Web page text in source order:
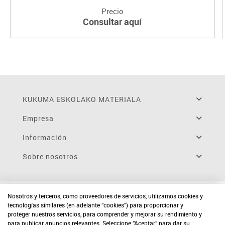
Precio
Consultar aquí
KUKUMA ESKOLAKO MATERIALA
Empresa
Información
Sobre nosotros
Nosotros y terceros, como proveedores de servicios, utilizamos cookies y
tecnologías similares (en adelante “cookies”) para proporcionar y
proteger nuestros servicios, para comprender y mejorar su rendimiento y
para publicar anuncios relevantes. Seleccione “Aceptar” para dar su